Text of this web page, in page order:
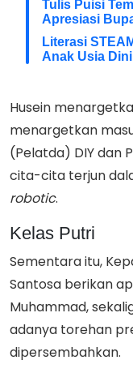
Tulis Puisi
Apresiasi
Literasi
Anak Usia Dini
Husein
menargetkan
(Pelatda) DIY dan
cita-cita terjun
robotic.
Kelas Putri
Sementara itu,
Santosa berikan
Muhammad,
adanya torehan
dipersembahkan.